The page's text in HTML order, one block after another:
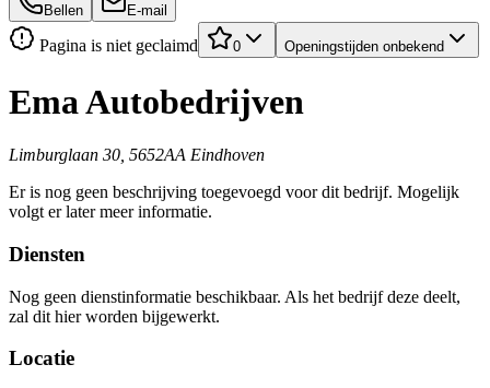
Bellen E-mail
Pagina is niet geclaimd 0 Openingstijden onbekend
Ema Autobedrijven
Limburglaan 30, 5652AA Eindhoven
Er is nog geen beschrijving toegevoegd voor dit bedrijf. Mogelijk
volgt er later meer informatie.
Diensten
Nog geen dienstinformatie beschikbaar. Als het bedrijf deze deelt,
zal dit hier worden bijgewerkt.
Locatie